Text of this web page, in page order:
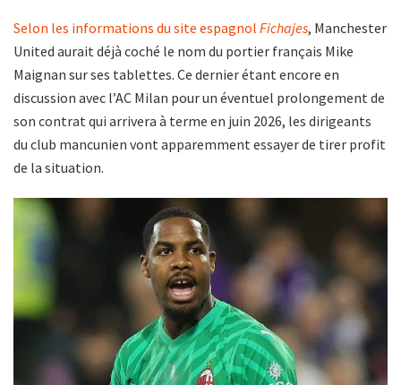
Selon les informations du site espagnol Fichajes, Manchester
United aurait déjà coché le nom du portier français Mike
Maignan sur ses tablettes. Ce dernier étant encore en
discussion avec l’AC Milan pour un éventuel prolongement de
son contrat qui arrivera à terme en juin 2026, les dirigeants
du club mancunien vont apparemment essayer de tirer profit
de la situation.